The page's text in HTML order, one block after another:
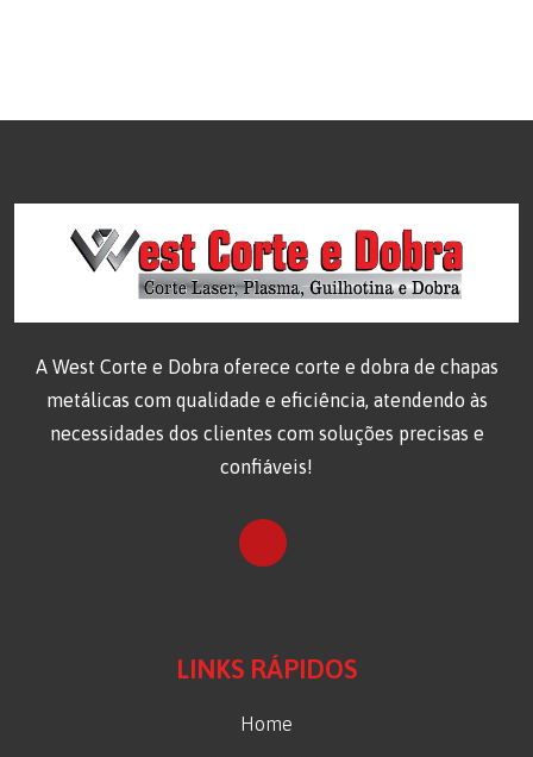
A West Corte e Dobra oferece corte e dobra de chapas
metálicas com qualidade e eficiência, atendendo às
necessidades dos clientes com soluções precisas e
confiáveis!
LINKS RÁPIDOS
Home